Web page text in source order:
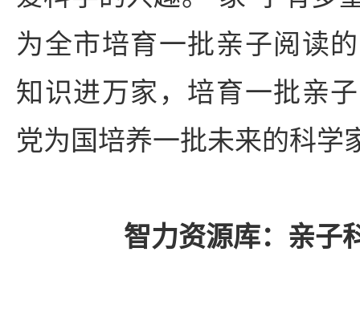
为全市培育一批亲子阅读
知识进万家，培育一批亲
党为国培养一批未来的科学
智力资源库：亲子